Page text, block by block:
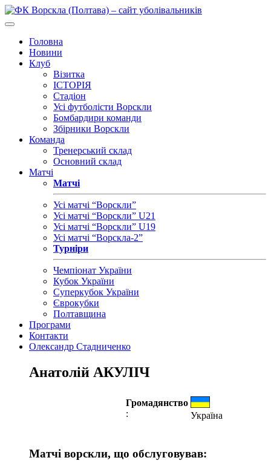
Головна
Новини
Клуб
Візитка
ІСТОРІЯ
Стадіон
Усі футболісти Ворскли
Бомбардири команди
Збірники Ворскли
Команда
Тренерський склад
Основний склад
Матчі
Матчі
Усі матчі “Ворскли”
Усі матчі “Ворскли” U21
Усі матчі “Ворскли” U19
Усі матчі “Ворскла-2”
Турніри
Чемпіонат України
Кубок України
Суперкубок України
Єврокубки
Полтавщина
Програми
Контакти
Олександр Стадниченко
Анатолій АКУЛІЧ
Громадянство
:
Україна
Матчі ворскли, що обслуговував: